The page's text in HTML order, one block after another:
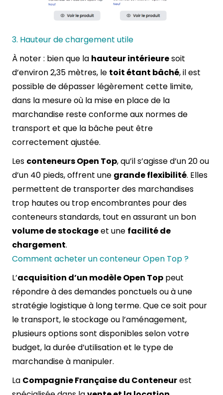
3. Hauteur de chargement utile
À noter : bien que la hauteur intérieuresoit
d’environ 2,35 mètres, le toit étant bâché, il est
possible de dépasser légèrement cette limite,
dans la mesure où la mise en place de la
marchandise reste conforme aux normes de
transport et que la bâche peut être
correctement ajustée.
Les conteneurs Open Top, qu’il s’agisse d’un 20 ou
d’un 40 pieds, offrent une grande flexibilité. Elles
permettent de transporter des marchandises
trop hautes ou trop encombrantes pour des
conteneurs standards, tout en assurant un bon
volume de stockageet une facilité de
chargement.
Comment acheter un conteneur Open Top ?
L’acquisition d’un modèle Open Top peut
répondre à des demandes ponctuels ou à une
stratégie logistique à long terme. Que ce soit pour
le transport, le stockage ou l’aménagement,
plusieurs options sont disponibles selon votre
budget, la durée d’utilisation et le type de
marchandise à manipuler.
La Compagnie Française du Conteneurest